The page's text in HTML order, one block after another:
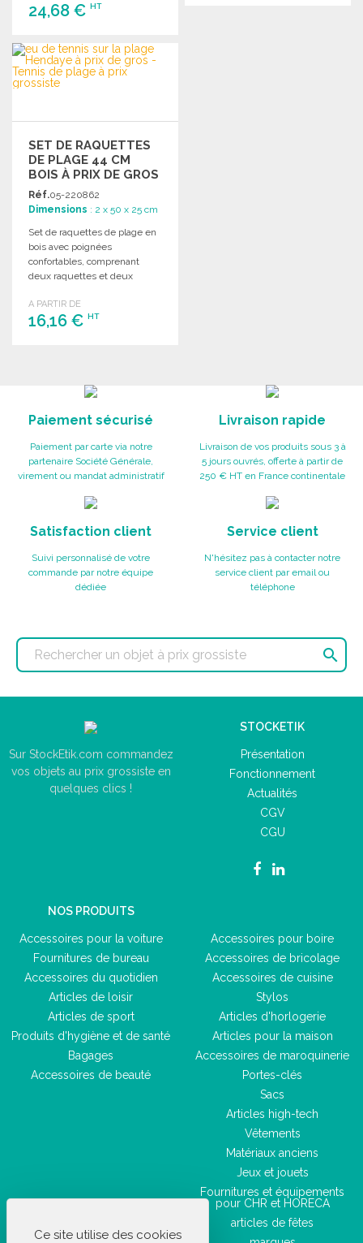
24,68 € HT
COMMANDER
Demander un devis
SET DE RAQUETTES
DE PLAGE 44 CM
BOIS À PRIX DE GROS
Réf.05-220862
Dimensions : 2 x 50 x 25 cm
Set de raquettes de plage en
bois avec poignées
confortables, comprenant
deux raquettes et deux
âges.
A PARTIR DE
16,16 € HT
Paiement sécurisé
Paiement par carte via notre
partenaire Société Générale,
virement ou mandat administratif
Livraison rapide
Livraison de vos produits sous 3 à
5 jours ouvrés, offerte à partir de
250 € HT en France continentale
Satisfaction client
Suivi personnalisé de votre
commande par notre équipe
dédiée
Service client
N'hésitez pas à contacter notre
service client par email ou
téléphone

Sur StockEtik.com commandez
vos objets au prix grossiste en
quelques clics !
STOCKETIK
Présentation
Fonctionnement
Actualités
CGV
CGU
NOS PRODUITS
Accessoires pour la voiture
Fournitures de bureau
Accessoires du quotidien
Articles de loisir
Articles de sport
Produits d'hygiène et de santé
Bagages
Accessoires de beauté
Accessoires pour boire
Accessoires de bricolage
Accessoires de cuisine
Stylos
Articles d'horlogerie
Articles pour la maison
Accessoires de maroquinerie
Portes-clés
Sacs
Articles high-tech
Vêtements
Matériaux anciens
Jeux et jouets
Fournitures et équipements
pour CHR et HORECA
articles de fêtes
Ce site utilise des cookies